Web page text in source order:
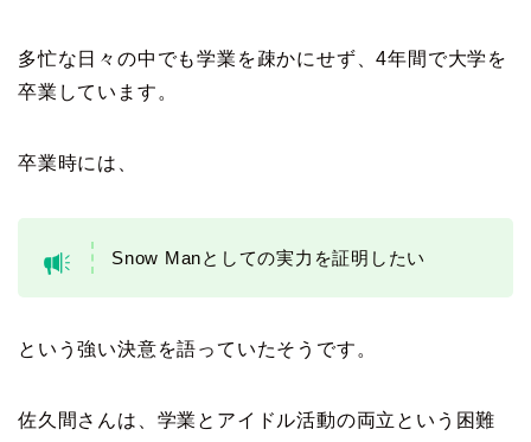
多忙な日々の中でも学業を疎かにせず、4年間で大学を
卒業しています。
卒業時には、
Snow Manとしての実力を証明したい
という強い決意を語っていたそうです。
佐久間さんは、学業とアイドル活動の両立という困難